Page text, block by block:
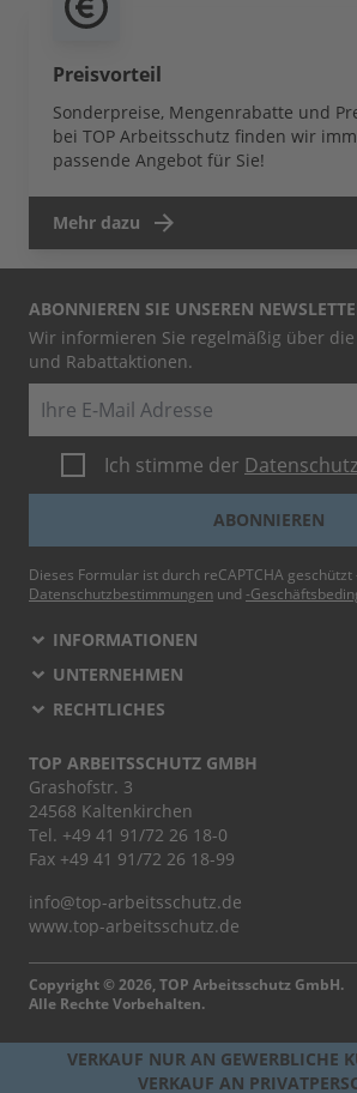
Preisvorteil
Sonderpreise, Mengenrabatte und
bei TOP Arbeitsschutz finden wir
passende Angebot für Sie!
Mehr dazu
ABONNIEREN SIE UNSEREN
Wir informieren Sie regelmäßig über
und Rabattaktionen.
Ich stimme der
ABONNIEREN
Dieses Formular ist durch reCAPTCHA geschützt
Datenschutzbestimmungen und -
INFORMATIONEN
UNTERNEHMEN
RECHTLICHES
TOP ARBEITSSCHUTZ GMBH
Grashofstr. 3
24568 Kaltenkirchen
Tel. +49 41 91/72 26 18-0
Fax +49 41 91/72 26 18-99
info@top-arbeitsschutz.de
www.top-arbeitsschutz.de
Copyright © 2026, TOP Arbeitsschutz GmbH.
Alle Rechte Vorbehalten.
VERKAUF NUR AN GEWERBLICHE
VERKAUF AN